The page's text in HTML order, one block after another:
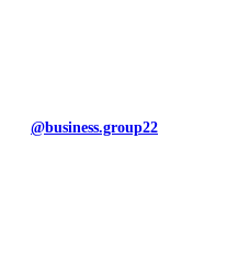
@business.group22